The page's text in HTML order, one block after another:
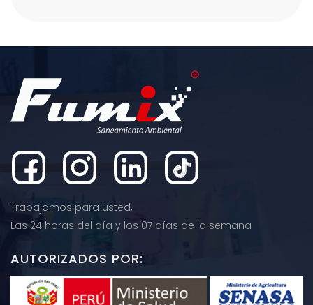
Trabajamos para usted,
Las 24 horas del día y los 07 días de la semana
AUTORIZADOS POR: